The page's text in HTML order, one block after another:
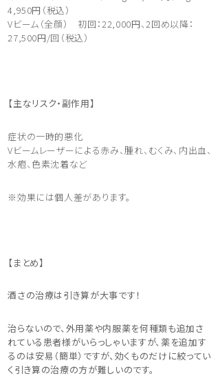
4,950円（税込）
Vビーム（全顔） 初回：22,000円、2回め以降：
27,500円/回（税込）
【主なリスク・副作用】
症状の一時的悪化
Vビームレーザーによる赤み、腫れ、むくみ、内出血、
水疱、色素沈着など
※効果には個人差があります。
【まとめ】
酒さの治療は引き算が大事です！
治らないので、外用薬や内服薬を何種類も追加さ
れている患者様がいらっしゃいますが、薬を追加す
るのは安易（簡単）ですが、効くものだけに絞ってい
く引き算の治療の方が難しいのです。